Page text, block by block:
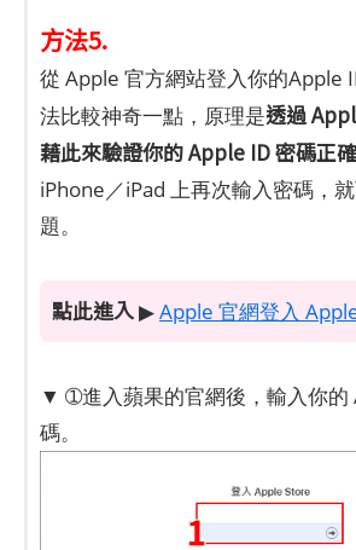
方法5.
從 Apple 官方網站登入你的Apple
法比較神奇一點，原理是透過
藉此來驗證你的 Apple ID 密碼正確
iPhone／iPad 上再次輸入密碼，
題。
點此進入▶Apple 官網登入
▼ ➀進入蘋果的官網後，輸入你的
碼。